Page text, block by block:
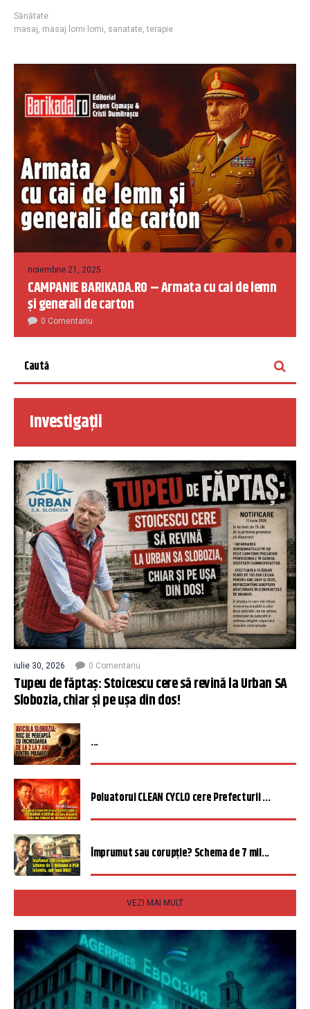
Sănătate
masaj, masaj lomi lomi, sanatate,terapie
noiembrie 21, 2025
CAMPANIE BARIKADA.RO – Armata cu cai de lemn
și generali de carton
0 Comentariu
Investigații
iulie 30, 2026 0 Comentariu
Tupeu de făptaș: Stoicescu cere să revină la Urban SA
Slobozia, chiar și pe ușa din dos!
...
Poluatorul CLEAN CYCLO cere Prefecturii ...
Împrumut sau corupție? Schema de 7 mil...
VEZI MAI MULT